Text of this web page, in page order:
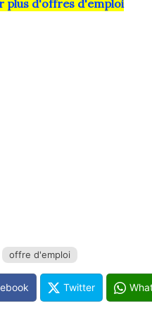
plus d'offres d'emploi
offre d'emploi
Twitter